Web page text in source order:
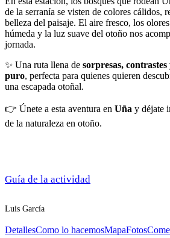
de la serranía se visten de colores cálidos,
belleza del paisaje. El aire fresco, los
húmeda y la luz suave del otoño nos
jornada.
✨ Una ruta llena de sorpresas,
puro, perfecta para quienes quieren
una escapada otoñal.
👉 Únete a esta aventura en Uña y déjate
de la naturaleza en otoño.
Guía de la actividad
Luis García
DetallesComo lo hacemosMapaFotos